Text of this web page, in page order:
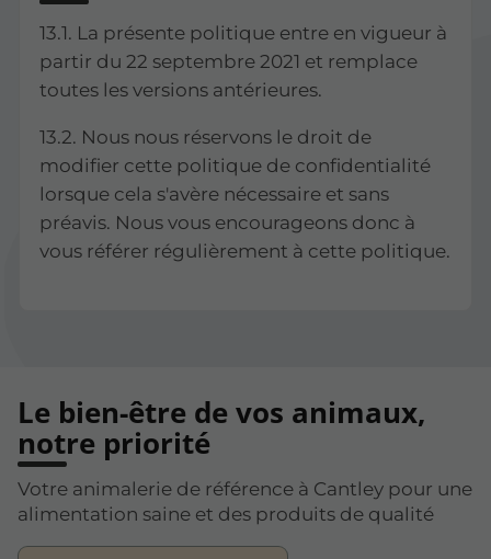
13.1. La présente politique entre en vigueur à
partir du 22 septembre 2021 et remplace
toutes les versions antérieures.
13.2. Nous nous réservons le droit de
modifier cette politique de confidentialité
lorsque cela s'avère nécessaire et sans
préavis. Nous vous encourageons donc à
vous référer régulièrement à cette politique.
Le bien-être de vos animaux,
notre priorité
Votre animalerie de référence à Cantley pour une
alimentation saine et des produits de qualité